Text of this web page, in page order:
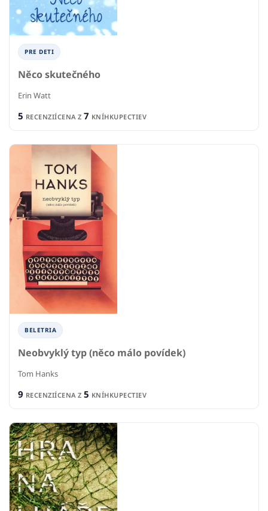
PRE DETI
Něco skutečného
Erin Watt
5 RECENZIÍCENA Z 7 KNÍHKUPECTIEV
BELETRIA
Neobvyklý typ (něco málo povídek)
Tom Hanks
9 RECENZIÍCENA Z 5 KNÍHKUPECTIEV